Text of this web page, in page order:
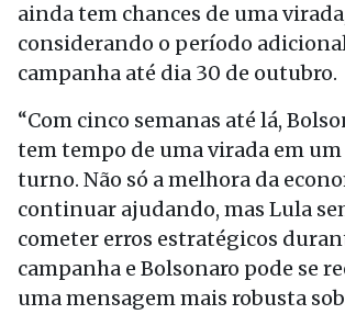
ainda tem chances de uma
considerando o período
campanha até dia 30 de outubro.
“Com cinco semanas até lá,
tem tempo de uma virada em
turno. Não só a melhora da
continuar ajudando, mas Lula
cometer erros estratégicos
campanha e Bolsonaro pode se
uma mensagem mais robusta